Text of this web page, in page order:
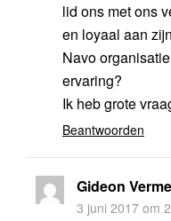
lid ons met ons
en loyaal aan
Navo
ervaring?
Ik heb grote
Beantwoorden
Gideon
3 juni 2017 om